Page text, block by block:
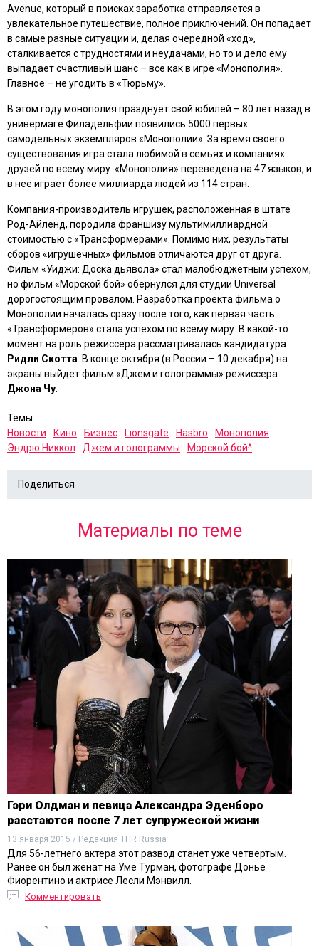
Avenue, который в поисках заработка отправляется в
увлекательное путешествие, полное приключений. Он попадает
в самые разные ситуации и, делая очередной «ход»,
сталкивается с трудностями и неудачами, но то и дело ему
выпадает счастливый шанс – все как в игре «Монополия».
Главное – не угодить в «Тюрьму».
В этом году монополия празднует свой юбилей – 80 лет назад в
универмаге Филадельфии появились 5000 первых
самодельных экземпляров «Монополии». За время своего
существования игра стала любимой в семьях и компаниях
друзей по всему миру. «Монополия» переведена на 47 языков, и
в нее играет более миллиарда людей из 114 стран.
Компания-производитель игрушек, расположенная в штате
Род-Айленд, породила франшизу мультимиллиардной
стоимостью с «Трансформерами». Помимо них, результаты
сборов «игрушечных» фильмов отличаются друг от друга.
Фильм «Уиджи: Доска дьявола» стал малобюджетным успехом,
но фильм «Морской бой» обернулся для студии Universal
дорогостоящим провалом. Разработка проекта фильма о
Монополии началась сразу после того, как первая часть
«Трансформеров» стала успехом по всему миру. В какой-то
момент на роль режиссера рассматривалась кандидатура
Ридли Скотта . В конце октября (в России – 10 декабря) на
экраны выйдет фильм «Джем и голограммы» режиссера
Джона Чу
Темы:
Новости
Кино Бизнес Lionsgate Hasbro
Монополия
Эндрю Никкол
Джем и голограммы Морской бой^
Поделиться
Материалы по теме
Гэри Олдман и певица Александра Эденборо
расстаются после 7 лет супружеской жизни
13 января 2015 / Редакция THR Russia
Для 56-летнего актера этот развод станет уже четвертым.
Ранее он был женат на Уме Турман, фотографе Донье
Фиорентино и актрисе Лесли Мэнвилл.
Комментировать